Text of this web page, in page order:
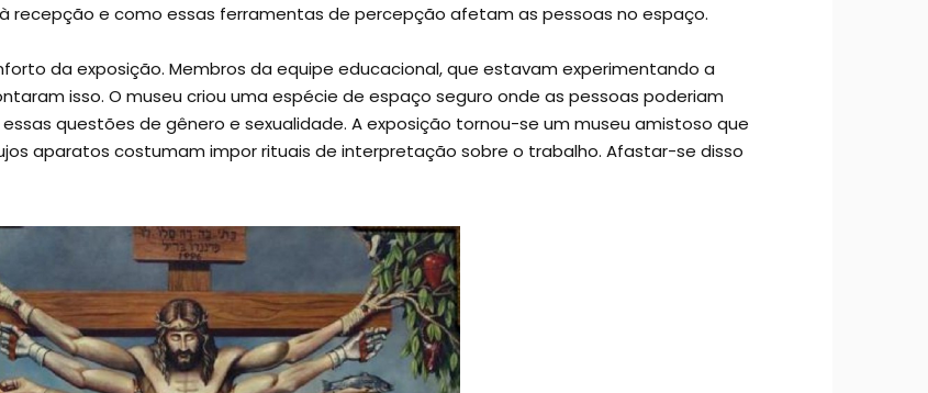
recepção e como essas ferramentas de percepção afetam as pessoas no espaço.
da exposição. Membros da equipe educacional, que estavam experimentando a
isso. O museu criou uma espécie de espaço seguro onde as pessoas poderiam
questões de gênero e sexualidade. A exposição tornou-se um museu amistoso que
aparatos costumam impor rituais de interpretação sobre o trabalho. Afastar-se disso